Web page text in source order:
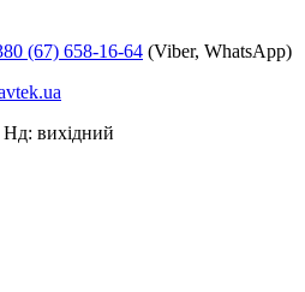
(67) 658-16-64 (Viber, WhatsApp)
вихідний